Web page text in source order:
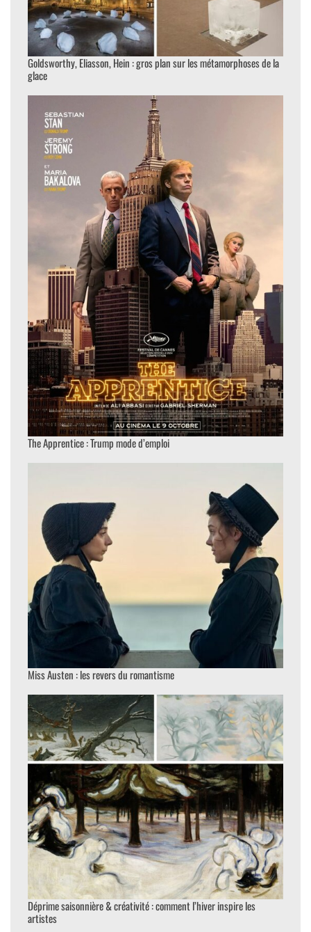
Goldsworthy, Eliasson, Hein : gros plan sur les métamorphoses de la
glace
The Apprentice : Trump mode d’emploi
Miss Austen : les revers du romantisme
Déprime saisonnière & créativité : comment l’hiver inspire les
artistes